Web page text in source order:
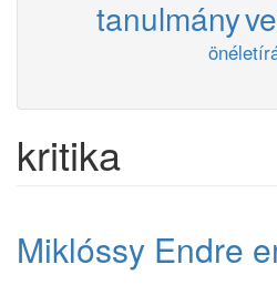
tanulmány
kritika
Miklóssy Endre